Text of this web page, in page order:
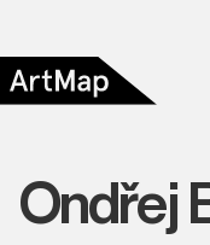
Ondřej